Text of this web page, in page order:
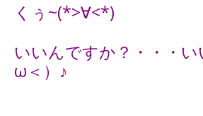
くぅ~(*>∀<*)
いいんですか？・・・い
ω＜）♪